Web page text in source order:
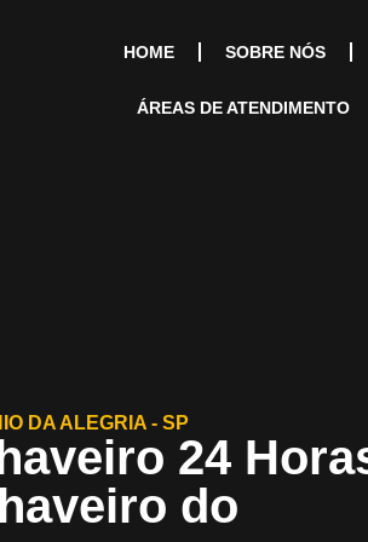
HOME SOBRE NÓS
ÁREAS DE ATENDIMENTO
DA ALEGRIA - SP
24
do